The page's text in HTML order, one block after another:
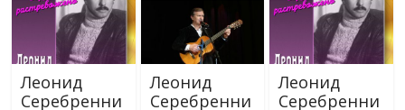
Леонид
Серебренни
Леонид
Серебренни
Леонид
Серебренни